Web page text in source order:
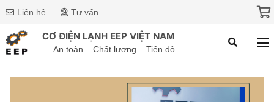
Liên hệ Tư vấn
CƠ ĐIỆN LẠNH EEP VIỆT NAM
An toàn – Chất lượng – Tiến độ